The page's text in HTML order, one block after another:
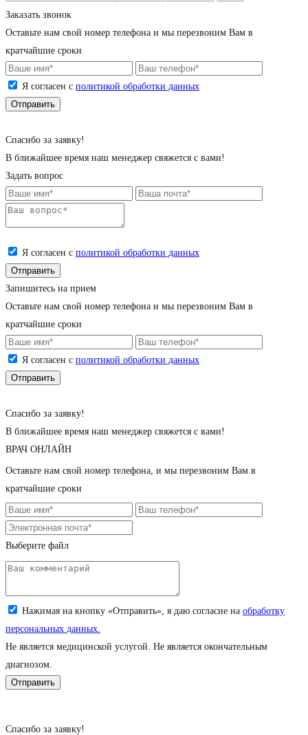
Заказать звонок
Оставьте нам свой номер телефона и мы перезвоним Вам в
кратчайшие сроки
Я согласен с политикой обработки данных
Cпасибо за заявку!
В ближайшее время наш менеджер свяжется с вами!
Задать вопрос
Я согласен с политикой обработки данных
Запишитесь на прием
Оставьте нам свой номер телефона и мы перезвоним Вам в
кратчайшие сроки
Я согласен с политикой обработки данных
Cпасибо за заявку!
В ближайшее время наш менеджер свяжется с вами!
ВРАЧ ОНЛАЙН
Оставьте нам свой номер телефона, и мы перезвоним Вам в
кратчайшие сроки
Выберите файл
Загрузите снимок (jpeg, png; до 5 Мб)
Нажимая на кнопку «Отправить», я даю согласие на обработку
персональных данных.
Не является медицинской услугой. Не является окончательным
диагнозом.
Cпасибо за заявку!